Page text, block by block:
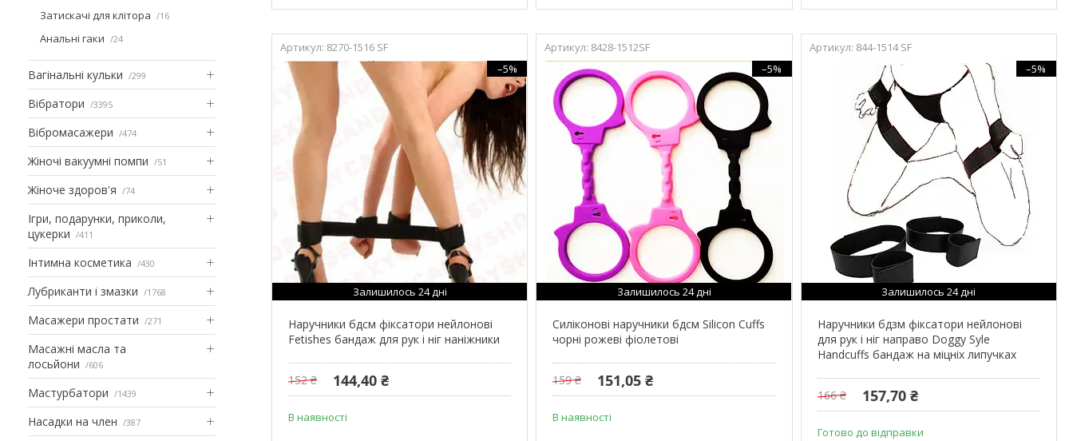
Затискачі для клітора 16
Анальні гаки 24
Вагінальні кульки 299
Вібратори 3395
Вібромасажери 474
Жіночі вакуумні помпи 51
Жіноче здоров'я 74
Ігри, подарунки, приколи,
цукерки
411
Інтимна косметика 430
Лубриканти і змазки 1768
Масажери простати 271
Масажні масла та
лосьйони
606
Мастурбатори 1439
Насадки на член 387
8270-1516 SF
–5%
Залишилось 24 дні
Наручники бдсм фіксатори нейлонові
Fetishes бандаж для рук і ніг наніжники
152 ₴ 144,40 ₴
В наявності
8428-1512SF
–5%
Залишилось 24 дні
Силіконові наручники бдсм Silicon Cuffs
чорні рожеві фіолетові
159 ₴ 151,05 ₴
В наявності
844-1514 SF
–5%
Залишилось 24 дні
Наручники бдзм фіксатори нейлонові
для рук і ніг направо Doggy Syle
Handcuffs бандаж на міцніх липучках
166 ₴ 157,70 ₴
Готово до відправки